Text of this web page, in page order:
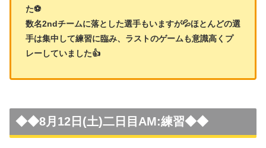
た⚽
数名2ndチームに落とした選手もいますが💦ほとんどの選
手は集中して練習に臨み、ラストのゲームも意識高くプ
レーしていました👍
◆◆8月12日(土)二日目AM:練習◆◆